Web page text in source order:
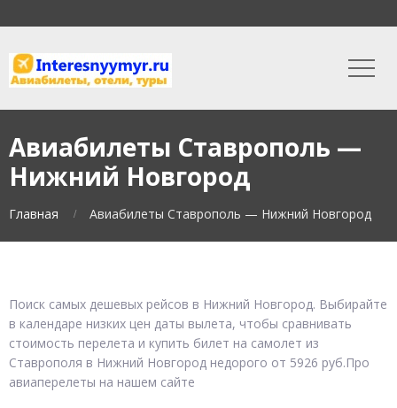
Авиабилеты Ставрополь —
Нижний Новгород
Главная Авиабилеты Ставрополь — Нижний Новгород
Поиск самых дешевых рейсов в Нижний Новгород. Выбирайте
в календаре низких цен даты вылета, чтобы сравнивать
стоимость перелета и купить билет на самолет из
Ставрополя в Нижний Новгород недорого от 5926 руб.Про
авиаперелеты на нашем сайте